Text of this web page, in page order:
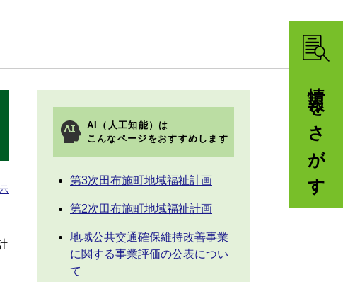
情報をさがす
AI（人工知能）は
こんなページをおすすめします
第3次田布施町地域福祉計画
第2次田布施町地域福祉計画
地域公共交通確保維持改善事業
に関する事業評価の公表につい
て